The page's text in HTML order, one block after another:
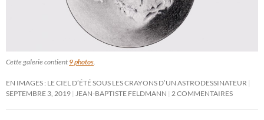
Cette galerie contient 9 photos
EN IMAGES : LE CIEL D’ÉTÉ SOUS LES CRAYONS D’UN ASTRODESSINATEUR
SEPTEMBRE 3, 2019
JEAN-BAPTISTE FELDMANN 2 COMMENTAIRES